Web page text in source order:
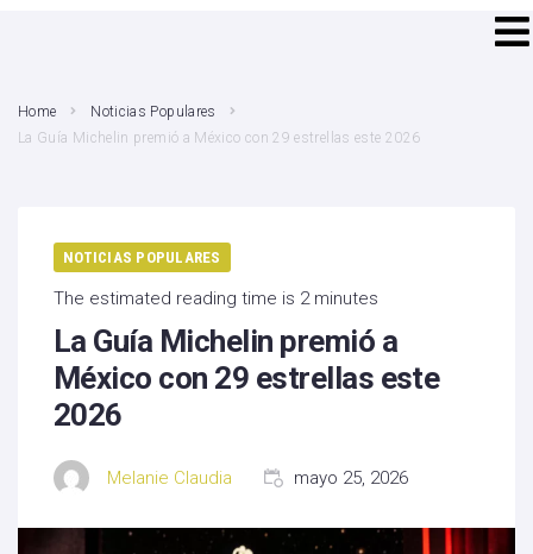
Home
Noticias Populares
La Guía Michelin premió a México con 29 estrellas este 2026
NOTICIAS POPULARES
The estimated reading time is 2 minutes
La Guía Michelin premió a
México con 29 estrellas este
2026
Melanie Claudia mayo 25, 2026